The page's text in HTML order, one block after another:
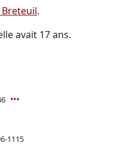
.
avait 17 ans.
1115